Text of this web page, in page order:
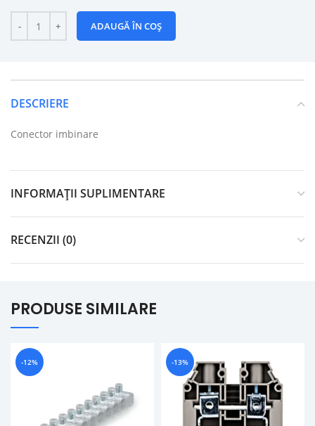
ADAUGĂ ÎN COȘ
DESCRIERE
Conector imbinare
INFORMAȚII SUPLIMENTARE
RECENZII (0)
PRODUSE SIMILARE
-12% -13%